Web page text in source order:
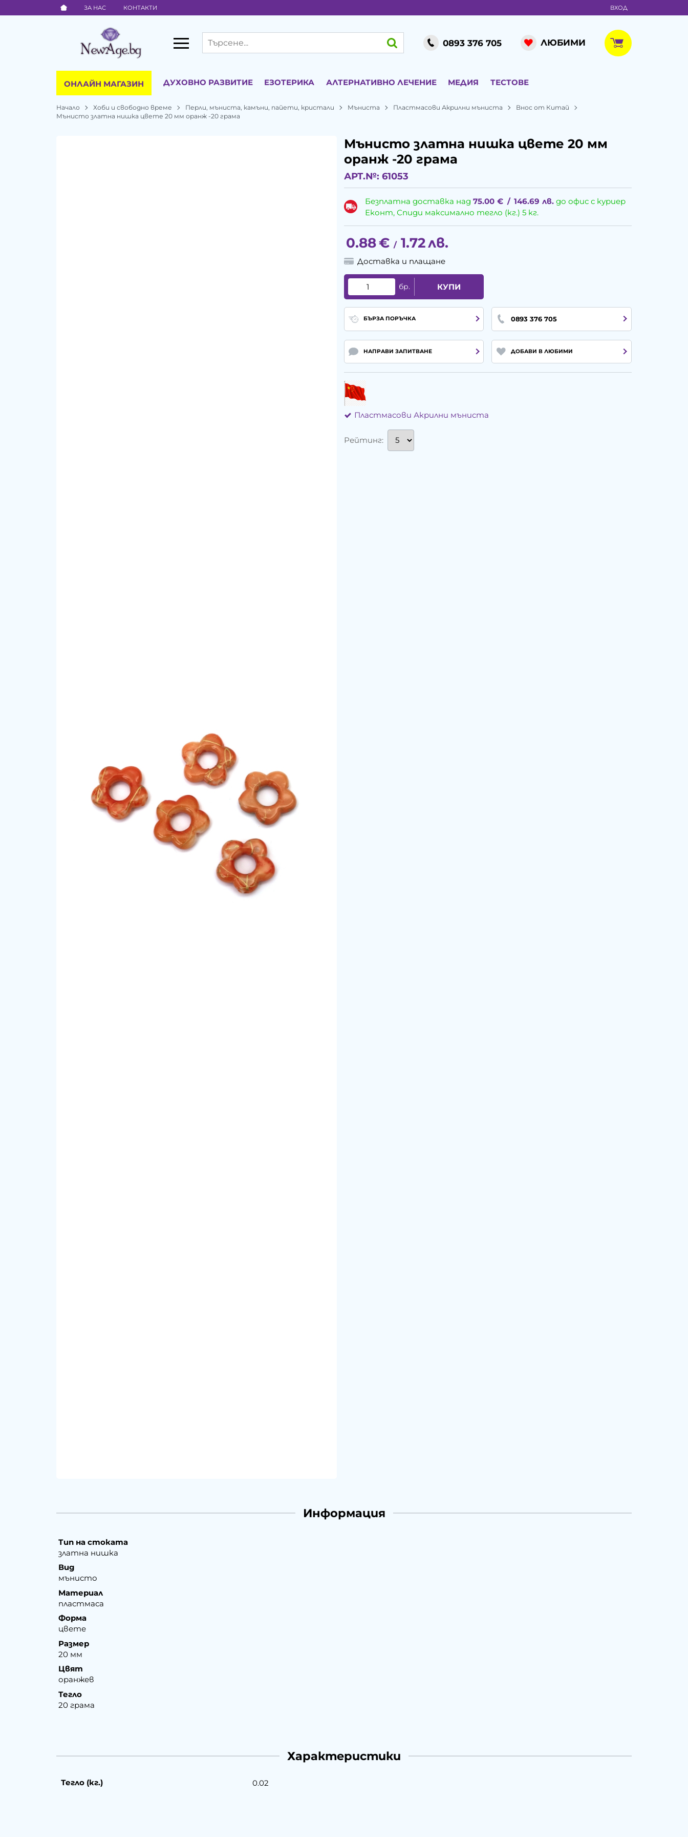
ЗА НАС КОНТАКТИ ВХОД
0893 376 705 ЛЮБИМИ
ОНЛАЙН МАГАЗИН ДУХОВНО РАЗВИТИЕ ЕЗОТЕРИКА АЛТЕРНАТИВНО ЛЕЧЕНИЕ МЕДИЯ ТЕСТОВЕ
Начало Хоби и свободно време Перли, мъниста, камъни, пайети, кристали Мъниста Пластмасови Акрилни мъниста
Внос от Китай
Мънисто златна нишка цвете 20 мм оранж -20 грама
Мънисто златна нишка цвете 20 мм
оранж -20 грама
АРТ.№: 61053
Безплатна доставка над75.00 € / 146.69 лв. до офис с куриер
Еконт, Спиди максимално тегло (кг.) 5 кг.
0.88€ / 1.72лв.
Доставка и плащане
бр. КУПИ
БЪРЗА ПОРЪЧКА 0893 376 705
НАПРАВИ ЗАПИТВАНЕ ДОБАВИ В ЛЮБИМИ
Пластмасови Акрилни мъниста
Рейтинг:
Информация
Тип на стоката
златна нишка
Вид
мънисто
Материал
пластмаса
Форма
цвете
Размер
20 мм
Цвят
оранжев
Тегло
20 грама
Характеристики
Тегло (кг.) 0.02